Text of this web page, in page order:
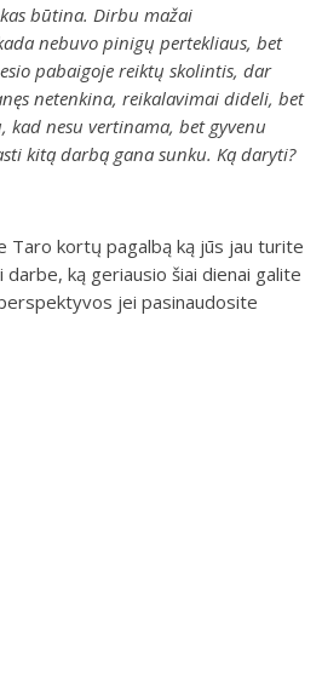
būtina. Dirbu mažai
nebuvo pinigų pertekliaus, bet
pabaigoje reiktų skolintis, dar
netenkina, reikalavimai dideli, bet
kad nesu vertinama, bet gyvenu
kitą darbą gana sunku. Ką daryti?
Taro kortų pagalbą ką jūs jau turite
ką geriausio šiai dienai galite
jei pasinaudosite